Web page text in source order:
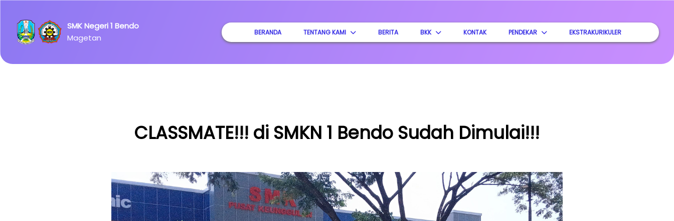
been the
industry's
standard
SMK Negeri 1 Bendo
Magetan
BERANDA TENTANG KAMI BERITA BKK KONTAK PENDEKAR EKSTRAKURIKULER
CLASSMATE!!! di SMKN 1 Bendo Sudah Dimulai!!!